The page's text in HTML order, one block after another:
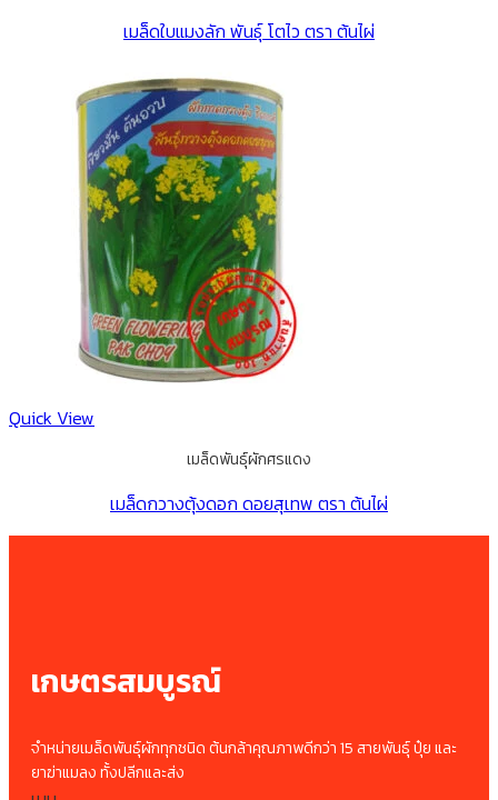
เมล็ดใบแมงลัก พันธุ์ โตไว ตรา ต้นไผ่
Quick View
เมล็ดพันธุ์ผักศรแดง
เมล็ดกวางตุ้งดอก ดอยสุเทพ ตรา ต้นไผ่
เกษตรสมบูรณ์
จำหน่ายเมล็ดพันธุ์ผักทุกชนิด ต้นกล้าคุณภาพดีกว่า 15 สายพันธุ์ ปุ๋ย และ
ยาฆ่าแมลง ทั้งปลีกและส่ง